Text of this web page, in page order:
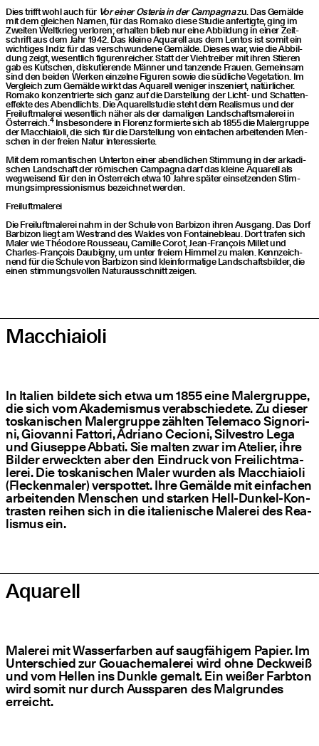
Dies trifft wohl auch für Vor einer Oste­ria in der Cam­pa­gnazu. Das Gemäl­de
mit dem glei­chen Namen, für das Roma­ko die­se Stu­die anfer­tig­te, ging im
Zwei­ten Welt­krieg ver­lo­ren; erhal­ten blieb nur eine Abbil­dung in einer Zeit­
schrift aus dem Jahr 1942. Das klei­ne Aqua­rell aus dem Lentos ist somit ein
wich­ti­ges Indiz für das ver­schwun­de­ne Gemäl­de. Die­ses war, wie die Abbil­
dung zeigt, wesent­lich figu­ren­rei­cher. Statt der Vieh­trei­ber mit ihren Stie­ren
gab es Kut­schen, dis­ku­tie­ren­de Män­ner und tan­zen­de Frau­en. Gemein­sam
sind den bei­den Wer­ken ein­zel­ne Figu­ren sowie die süd­li­che Vege­ta­ti­on. Im
Ver­gleich zum Gemäl­de wirkt das Aqua­rell weni­ger insze­niert, natür­li­cher.
Roma­ko kon­zen­trier­te sich ganz auf die Dar­stel­lung der Licht- und Schat­ten­
ef­fek­te des Abend­lichts. Die Aqua­rell­stu­die steht dem Rea­lis­mus und der
Frei­luft­ma­le­rei wesent­lich näher als der dama­li­gen Land­schafts­ma­le­rei in
Öster­reich.4Ins­be­son­de­re in Flo­renz for­mier­te sich ab 1855 die Maler­grup­pe
der Mac­chi­ai­o­li, die sich für die Dar­stel­lung von ein­fa­chen arbei­ten­den Men­
schen in der frei­en Natur interessierte.
Mit dem roman­ti­schen Unter­ton einer abend­li­chen Stim­mung in der arka­di­
schen Land­schaft der römi­schen Cam­pa­gna darf das klei­ne Aqua­rell als
weg­wei­send für den in Öster­reich etwa 10 Jah­re spä­ter ein­set­zen­den Stim­
mungs­im­pres­sio­nis­mus bezeich­net werden.
Frei­luft­ma­le­rei
Die Frei­luft­ma­le­rei nahm in der Schu­le von Bar­bi­zon ihren Aus­gang. Das Dorf
Bar­bi­zon liegt am West­rand des Wal­des von Fon­taine­bleau. Dort tra­fen sich
Maler wie Théo­do­re Rous­se­au, Camil­le Corot, Jean-Fran­çois Mil­let und
Charles-Fran­çois Dau­bi­gny, um unter frei­em Him­mel zu malen. Kenn­zeich­
nend für die Schu­le von Bar­bi­zon sind klein­for­ma­ti­ge Land­schafts­bil­der, die
einen stim­mungs­vol­len Natur­aus­schnitt zeigen.
Mac­chi­ai­o­li
In Ita­li­en bil­de­te sich etwa um 1855 eine Maler­grup­pe,
die sich vom Aka­de­mis­mus ver­ab­schie­de­te. Zu die­ser
tos­ka­ni­schen Maler­grup­pe zähl­ten Tele­ma­co Signo­ri­
ni, Gio­van­ni Fat­to­ri, Adria­no Cecio­ni, Sil­ves­tro Lega
und Giu­sep­pe Abba­ti. Sie mal­ten zwar im Ate­lier, ihre
Bil­der erweck­ten aber den Ein­druck von Frei­licht­ma­
le­rei. Die tos­ka­ni­schen Maler wur­den als Mac­chi­ai­o­li
(Fle­cken­ma­ler) ver­spot­tet. Ihre Gemäl­de mit ein­fa­chen
arbei­ten­den Men­schen und star­ken Hell-Dun­kel-Kon­
tras­ten rei­hen sich in die ita­lie­ni­sche Male­rei des Rea­
lis­mus ein.
Aqua­rell
Male­rei mit Was­ser­far­ben auf saug­fä­hi­gem Papier. Im
Unter­schied zur Gou­ache­ma­le­rei wird ohne Deck­weiß
und vom Hel­len ins Dunk­le gemalt. Ein wei­ßer Farb­ton
wird somit nur durch Aus­spa­ren des Mal­grun­des
erreicht.